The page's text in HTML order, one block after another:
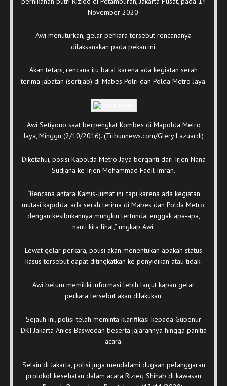
November 2020.
Awi menuturkan, gelar perkara tersebut rencananya
dilaksanakan pada pekan ini.
Akan tetapi, rencana itu batal karena ada kegiatan serah
terima jabatan (sertijab) di Mabes Polri dan Polda Metro Jaya.
Awi Setiyono saat berpengkat Kombes di Mapolda Metro
Jaya, Minggu (2/10/2016). (Tribunnews.com/Glery Lazuardi)
Diketahui, posisi Kapolda Metro Jaya berganti dari Irjen Nana
Sudjana ke Irjen Mohammad Fadil Imran.
“Rencana antara Kamis-Jumat ini, tapi karena ada kegiatan
mutasi kapolda, ada serah terima di Mabes dan Polda Metro,
dengan kesibukannya mungkin tertunda, enggak apa-apa,
nanti kita lihat,” ungkap Awi.
Lewat gelar perkara, polisi akan menentukan apakah status
kasus tersebut dapat ditingkatkan ke penyidikan atau tidak.
Awi belum memiliki informasi lebih lanjut kapan gelar
perkara tersebut akan dilakukan.
Sejauh ini, polisi telah meminta klarifikasi kepada Gubenur
DKI Jakarta Anies Baswedan beserta jajarannya hingga panitia
acara.
Selain di Jakarta, polisi juga mendalami dugaan pelanggaran
protokol kesehatan dalam acara Rizieq Shihab di kawasan